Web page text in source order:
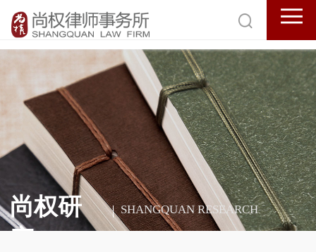
尚权研
究
SHANGQUAN RESEARCH